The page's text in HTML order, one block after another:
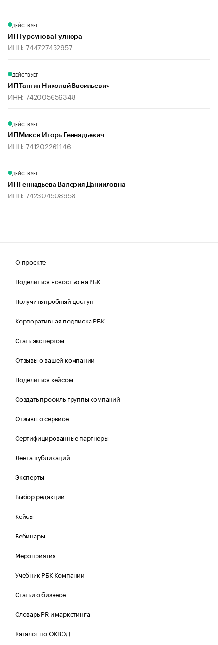
ДЕЙСТВУЕТ
ИП Турсунова Гулнора
ИНН: 744727452957
ДЕЙСТВУЕТ
ИП Тангин Николай Васильевич
ИНН: 742005656348
ДЕЙСТВУЕТ
ИП Миков Игорь Геннадьевич
ИНН: 741202261146
ДЕЙСТВУЕТ
ИП Геннадьева Валерия Данииловна
ИНН: 742304508958
О проекте
Поделиться новостью на РБК
Получить пробный доступ
Корпоративная подписка РБК
Стать экспертом
Отзывы о вашей компании
Поделиться кейсом
Создать профиль группы компаний
Отзывы о сервисе
Сертифицированные партнеры
Лента публикаций
Эксперты
Выбор редакции
Кейсы
Вебинары
Мероприятия
Учебник РБК Компании
Статьи о бизнесе
Словарь PR и маркетинга
Каталог по ОКВЭД